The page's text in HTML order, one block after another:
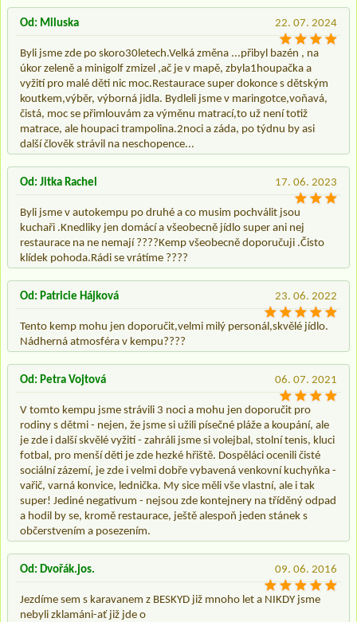
22. 07. 2024
Od: Miluska
Byli jsme zde po skoro30letech.Velká změna ...přibyl bazén , na
úkor zeleně a minigolf zmizel ,ač je v mapě, zbyla1houpačka a
vyžití pro malé děti nic moc.Restaurace super dokonce s dětským
koutkem,výběr, výborná jidla. Bydleli jsme v maringotce,voňavá,
čistá, moc se přimlouvám za výměnu matrací,to už není totiž
matrace, ale houpaci trampolina.2noci a záda, po týdnu by asi
další člověk strávil na neschopence...
17. 06. 2023
Od: Jitka Rachel
Byli jsme v autokempu po druhé a co musim pochválit jsou
kuchaři .Knedliky jen domácí a všeobecně jídlo super ani nej
restaurace na ne nemají ????Kemp všeobecně doporučuji .Čisto
klídek pohoda.Rádi se vrátíme ????
23. 06. 2022
Od: Patricie Hájková
Tento kemp mohu jen doporučit,velmi milý personál,skvělé jídlo.
Nádherná atmosféra v kempu????
06. 07. 2021
Od: Petra Vojtová
V tomto kempu jsme strávili 3 noci a mohu jen doporučit pro
rodiny s dětmi - nejen, že jsme si užili písečné pláže a koupání, ale
je zde i další skvělé vyžití - zahráli jsme si volejbal, stolní tenis, kluci
fotbal, pro menší děti je zde hezké hřiště. Dospěláci ocenili čisté
sociální zázemí, je zde i velmi dobře vybavená venkovní kuchyňka -
vařič, varná konvice, lednička. My sice měli vše vlastní, ale i tak
super! Jediné negativum - nejsou zde kontejnery na tříděný odpad
a hodil by se, kromě restaurace, ještě alespoň jeden stánek s
občerstvením a posezením.
09. 06. 2016
Od: Dvořák.jos.
Jezdíme sem s karavanem z BESKYD již mnoho let a NIKDY jsme
nebyli zklamáni-ať již jde o